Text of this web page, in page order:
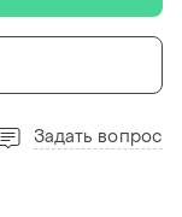
Задать вопрос